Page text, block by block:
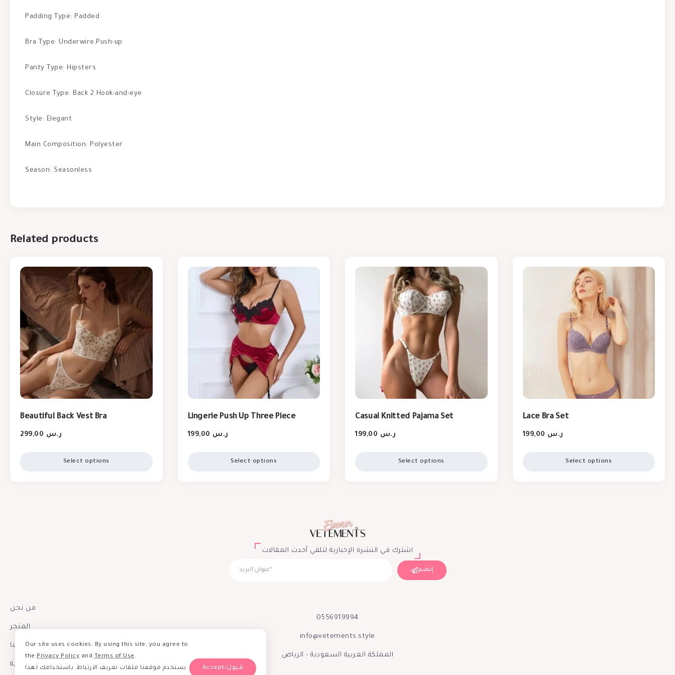
Padding Type: Padded
Bra Type: Underwire,Push-up
Panty Type: Hipsters
Closure Type: Back 2 Hook-and-eye
Style: Elegant
Main Composition: Polyester
Season: Seasonless
Related products
Beautiful Back Vest Bra
ر.س
Select options
Lingerie Push Up Three Piece
ر.س
Select options
Casual Knitted Pajama Set
ر.س
Select options
Lace Bra Set
ر.س
Select options
اشترك في النشرة الإخبارية لتلقي أحدث المقالات
إنضم
من نحن
المتجر
إتصل بنا
سياسة الخصوصية
0556919994
info@vetements.style
المملكة العربية السعودية - الرياض
Our site uses cookies. By using this site, you agree to
the Privacy Policy andTerms of Use.
يستخدم موقعنا ملفات تعريف الارتباط. باستخدامك لهذا
Accept/قبول